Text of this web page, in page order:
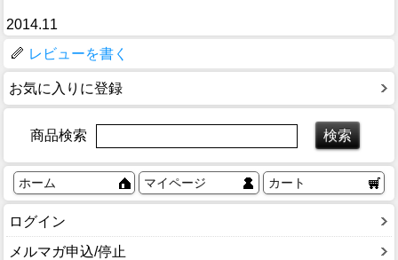
2014.11
レビューを書く
お気に入りに登録
商品検索
ホーム マイページ カート
ログイン
メルマガ申込/停止